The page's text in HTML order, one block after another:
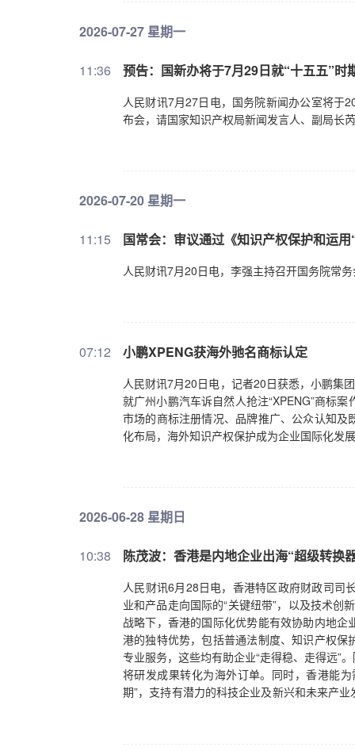
展活力。
2026-07-27 星期一
11:36 预告：国新办将于7月29日就“十五五”
人民财讯7月27日电，国务院新闻办公室将于
布会，请国家知识产权局新闻发言人、副局长
2026-07-20 星期一
11:15 国常会：审议通过《知识产权保护和运
人民财讯7月20日电，李强主持召开国务院常
07:12 小鹏XPENG获海外驰名商标认定
人民财讯7月20日电，记者20日获悉，小鹏集
就广州小鹏汽车诉自然人抢注“XPENG”商标
市场的商标注册情况、品牌推广、公众认知
化布局，海外知识产权保护成为企业国际化发
2026-06-28 星期日
10:38 陈茂波：香港是内地企业出海“超级转换
人民财讯6月28日电，香港特区政府财政司司
业和产品走向国际的“关键纽带”，以及技术创
战略下，香港的国际化优势能有效协助内地
港的独特优势，包括普通法制度、知识产权
专业服务，这些均有助企业“走得稳、走得远”
将研发成果转化为海外订单。同时，香港能
期”，支持有潜力的科技企业及新兴和未来产